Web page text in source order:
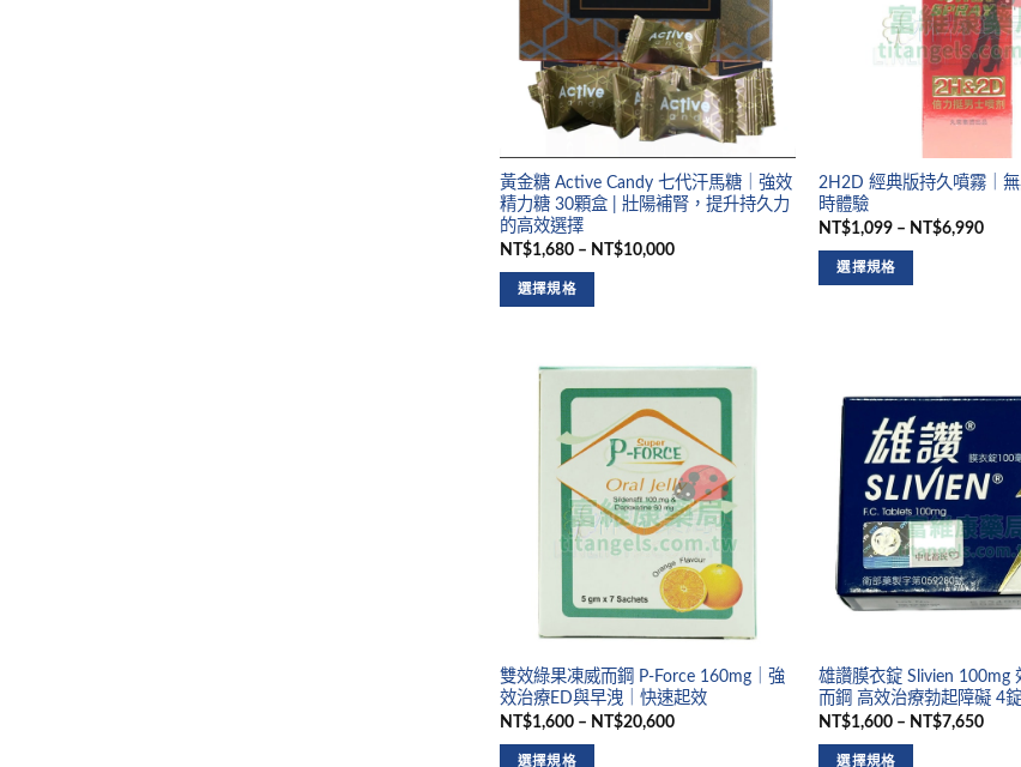
黃金糖 Active Candy 七代汗馬糖｜強效
精力糖 30顆盒 | 壯陽補腎，提升持久力
的高效選擇
NT$1,680 – NT$10,000
選擇規格
2H2D 經典版持久噴霧｜
時體驗
NT$1,099 – NT$6,990
選擇規格
雙效綠果凍威而鋼 P-Force 160mg｜強
效治療ED與早洩｜快速起效
NT$1,600 – NT$20,600
選擇規格
雄讚膜衣錠 Slivien 100mg
而鋼 高效治療勃起障礙 4
NT$1,600 – NT$7,650
選擇規格